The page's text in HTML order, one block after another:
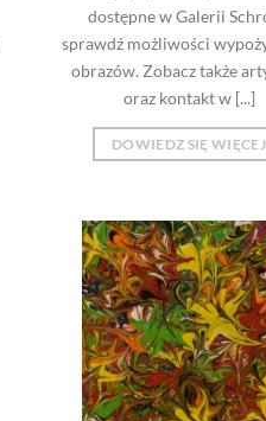
dostępne w Galerii
sprawdź możliwości
obrazów. Zobacz także
oraz kontakt w [...]
DOWIEDZ SIĘ WIĘCEJ